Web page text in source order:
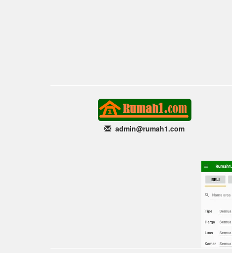
admin@rumah1.com